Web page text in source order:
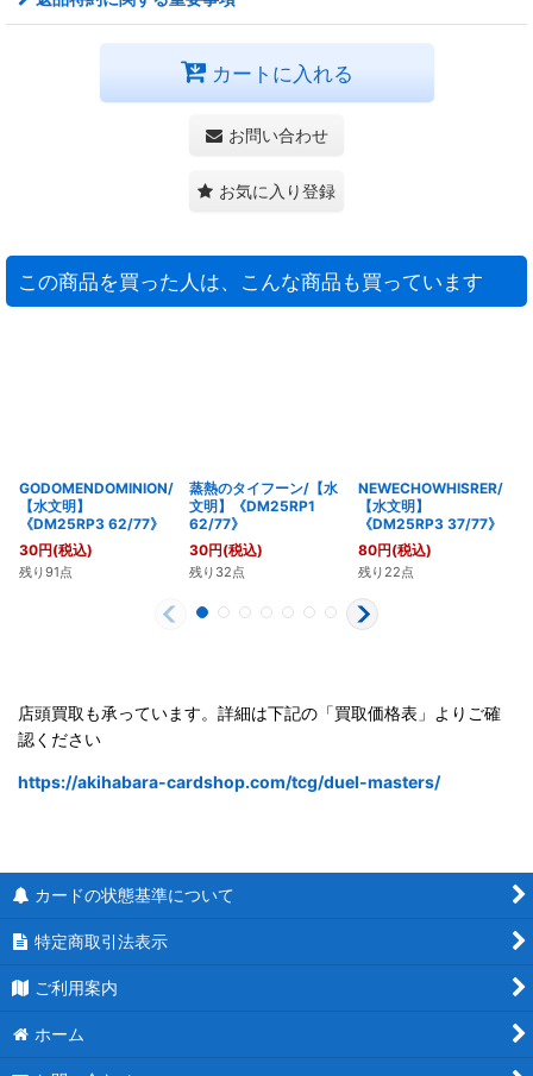
カートに入れる
お問い合わせ
お気に入り登録
この商品を買った人は、こんな商品も買っています
GODOMENDOMINION/
【水文明】
《DM25RP3 62/77》
30円(税込)
残り91点
蒸熱のタイフーン/【水
文明】《DM25RP1
62/77》
30円(税込)
残り32点
NEWECHOWHISRER/
【水文明】
《DM25RP3 37/77》
80円(税込)
残り22点
店頭買取も承っています。詳細は下記の「買取価格表」よりご確
認ください
https://akihabara-cardshop.com/tcg/duel-masters/
カードの状態基準について
特定商取引法表示
ご利用案内
ホーム